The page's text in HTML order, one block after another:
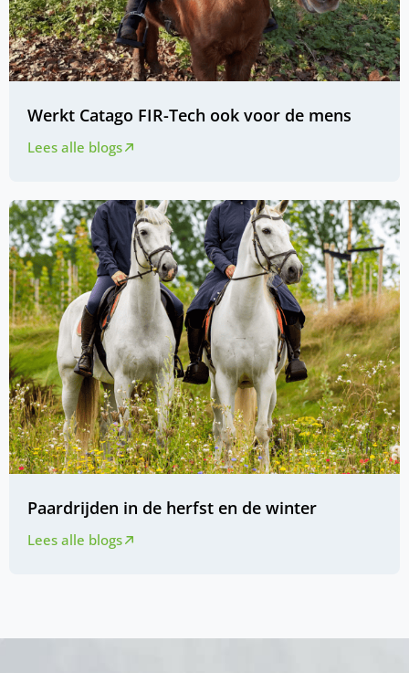
Werkt Catago FIR-Tech ook voor de mens
Lees alle blogs
Paardrijden in de herfst en de winter
Lees alle blogs